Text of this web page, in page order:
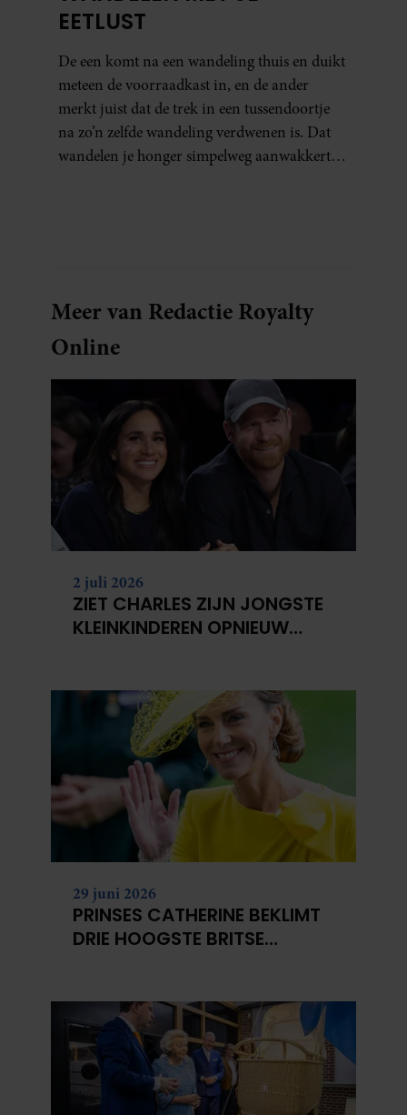
EETLUST
De een komt na een wandeling thuis en duikt
meteen de voorraadkast in, en de ander
merkt juist dat de trek in een tussendoortje
na zo’n zelfde wandeling verdwenen is. Dat
wandelen je honger simpelweg aanwakkert,
Meer van Redactie Royalty
Online
2 juli 2026
ZIET CHARLES ZIJN JONGSTE
KLEINKINDEREN OPNIEUW
29 juni 2026
PRINSES CATHERINE BEKLIMT
DRIE HOOGSTE BRITSE